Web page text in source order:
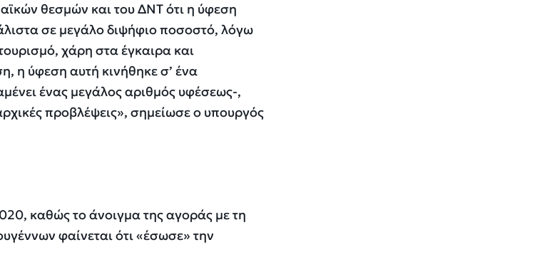
θεσμών και του ΔΝΤ ότι η ύφεση
σε μεγάλο διψήφιο ποσοστό, λόγω
χάρη στα έγκαιρα και
η ύφεση αυτή κινήθηκε σ’ ένα
ένας μεγάλος αριθμός υφέσεως-,
προβλέψεις», σημείωσε ο υπουργός
καθώς το άνοιγμα της αγοράς με τη
φαίνεται ότι «έσωσε» την